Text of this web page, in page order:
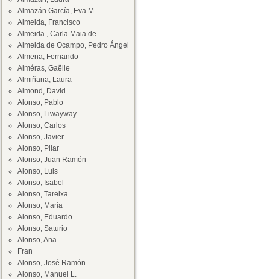
Almazán García, Eva M.
Almeida, Francisco
Almeida , Carla Maia de
Almeida de Ocampo, Pedro Ángel
Almena, Fernando
Alméras, Gaëlle
Almiñana, Laura
Almond, David
Alonso, Pablo
Alonso, Liwayway
Alonso, Carlos
Alonso, Javier
Alonso, Pilar
Alonso, Juan Ramón
Alonso, Luis
Alonso, Isabel
Alonso, Tareixa
Alonso, María
Alonso, Eduardo
Alonso, Saturio
Alonso, Ana
Fran
Alonso, José Ramón
Alonso, Manuel L.